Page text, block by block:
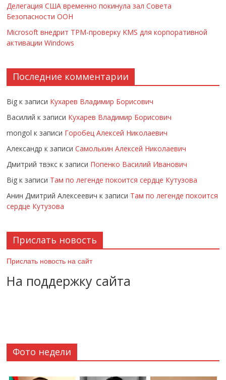
Делегация США временно покинула зал Совета
Безопасности ООН
Microsoft внедрит TPM-проверку KMS для корпоративной
активации Windows
Последние комментарии
Big к записи Кухарев Владимир Борисович
Василий к записи Кухарев Владимир Борисович
mongol к записи Горобец Алексей Николаевич
Александр к записиСамолькин Алексей Николаевич
Дмитрий твэкс к записи Попенко Василий Иванович
Big к записи Там по легенде покоится сердце Кутузова
Анин Дмитрий Алексеевич к записи Там по легенде покоится
сердце Кутузова
Прислать новость
Прислать новость на сайт
На поддержку сайта
Фото недели